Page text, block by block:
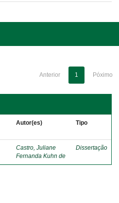
Anterior 1 Póximo
Autor(es) Tipo
Castro, Juliane
Fernanda Kuhn de
Dissertação